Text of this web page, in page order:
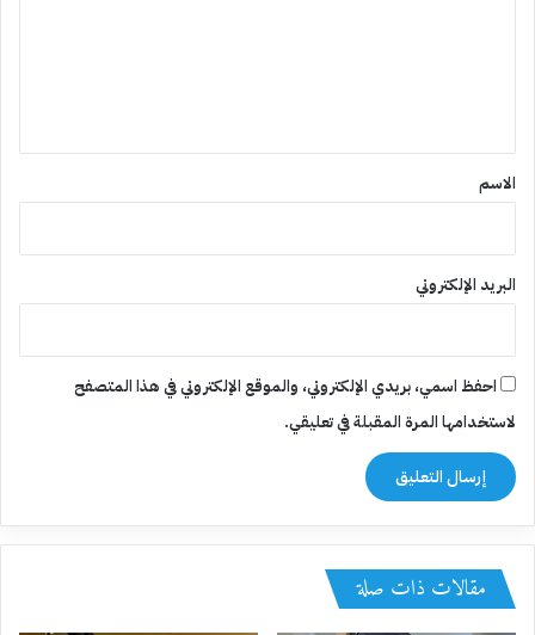
*
الاسم
البريد الإلكتروني
احفظ اسمي، بريدي الإلكتروني، والموقع الإلكتروني في هذا المتصفح
لاستخدامها المرة المقبلة في تعليقي.
مقالات ذات صلة